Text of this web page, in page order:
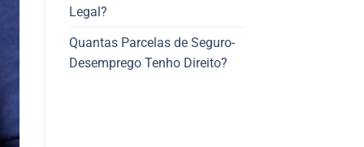
Legal?
Quantas Parcelas de Seguro-
Desemprego Tenho Direito?